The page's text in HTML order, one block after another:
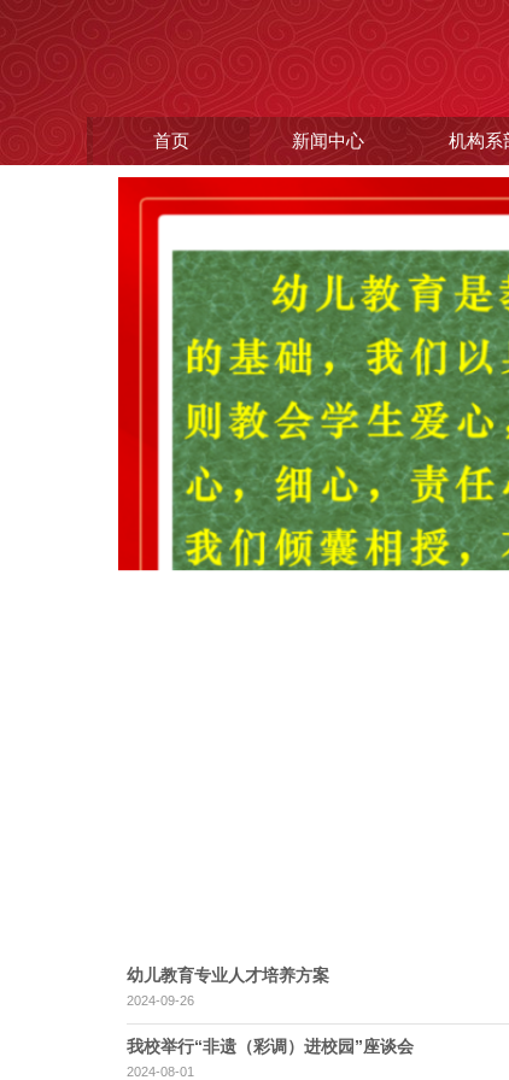
幼儿教育专业人才培养方案
2024-09-26
我校举行“非遗（彩调）进校园”座谈会
2024-08-01
首页 新闻中心 机构系